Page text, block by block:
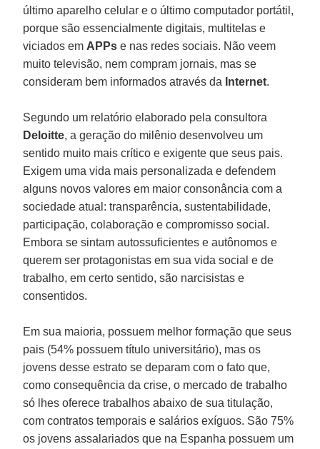
último aparelho celular e o último computador portátil,
porque são essencialmente digitais, multitelas e
viciados em APPs e nas redes sociais. Não veem
muito televisão, nem compram jornais, mas se
consideram bem informados através da Internet.
Segundo um relatório elaborado pela consultora
Deloitte, a geração do milênio desenvolveu um
sentido muito mais crítico e exigente que seus pais.
Exigem uma vida mais personalizada e defendem
alguns novos valores em maior consonância com a
sociedade atual: transparência, sustentabilidade,
participação, colaboração e compromisso social.
Embora se sintam autossuficientes e autônomos e
querem ser protagonistas em sua vida social e de
trabalho, em certo sentido, são narcisistas e
consentidos.
Em sua maioria, possuem melhor formação que seus
pais (54% possuem título universitário), mas os
jovens desse estrato se deparam com o fato que,
como consequência da crise, o mercado de trabalho
só lhes oferece trabalhos abaixo de sua titulação,
com contratos temporais e salários exíguos. São 75%
os jovens assalariados que na Espanha possuem um